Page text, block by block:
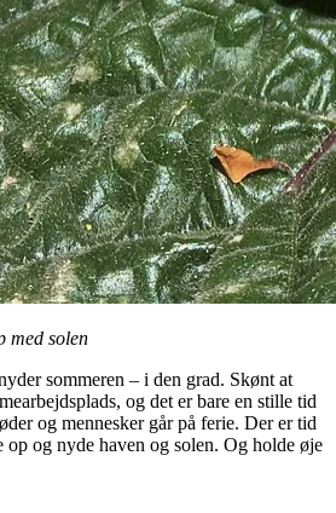
med solen
sommeren – i den grad. Skønt at
og det er bare en stille tid
og mennesker går på ferie. Der er tid
op og nyde haven og solen. Og holde øje